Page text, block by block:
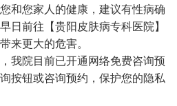
和您家人的健康，建议有性病确
日前往【贵阳皮肤病专科医院】
来更大的危害。
我院目前已开通网络免费咨询预
按钮或咨询预约，保护您的隐私